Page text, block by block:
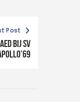
Post
AED bij SV